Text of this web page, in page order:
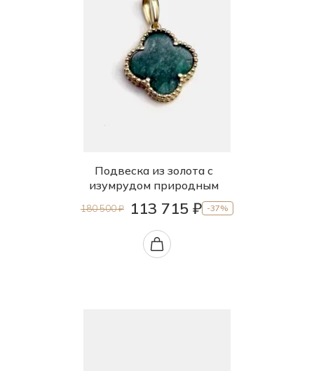
Подвеска из золота с
изумрудом природным
180 500 ₽ 113 715 ₽ -37%